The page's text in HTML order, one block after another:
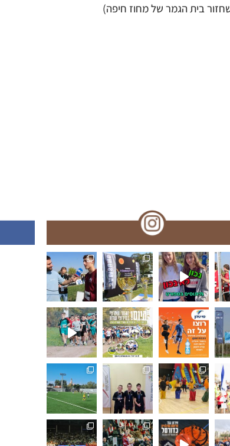
בית הגמר של מחוז חיפה)
כמההארצית במרוצי שדה!! עמק המעיינות
וגשדה!!מאות משתתפ
הארצית במרוצי שדה! מאות משתתפ
ז'-ח' תלמידים🏓
ת"א בכדורגל ⚽🏆 היא... ליבוביץ נתניה!!.